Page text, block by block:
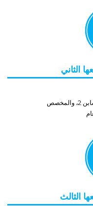
الثاني
الثالث